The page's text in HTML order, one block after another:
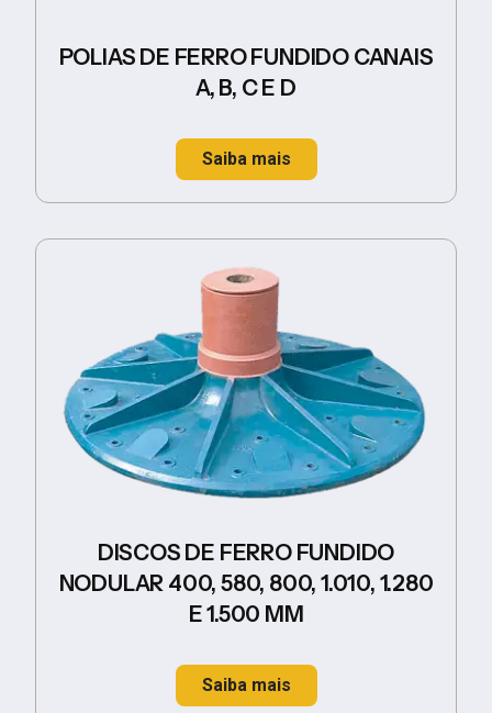
POLIAS DE FERRO FUNDIDO CANAIS
A, B, C E D
Saiba mais
DISCOS DE FERRO FUNDIDO
NODULAR 400, 580, 800, 1.010, 1.280
E 1.500 MM
Saiba mais